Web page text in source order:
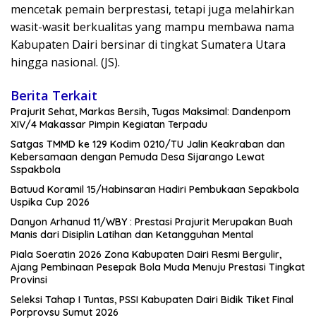
mencetak pemain berprestasi, tetapi juga melahirkan
wasit-wasit berkualitas yang mampu membawa nama
Kabupaten Dairi bersinar di tingkat Sumatera Utara
hingga nasional. (JS).
Berita Terkait
Prajurit Sehat, Markas Bersih, Tugas Maksimal: Dandenpom
XIV/4 Makassar Pimpin Kegiatan Terpadu
Satgas TMMD ke 129 Kodim 0210/TU Jalin Keakraban dan
Kebersamaan dengan Pemuda Desa Sijarango Lewat
Sspakbola
Batuud Koramil 15/Habinsaran Hadiri Pembukaan Sepakbola
Uspika Cup 2026
Danyon Arhanud 11/WBY : Prestasi Prajurit Merupakan Buah
Manis dari Disiplin Latihan dan Ketangguhan Mental
Piala Soeratin 2026 Zona Kabupaten Dairi Resmi Bergulir,
Ajang Pembinaan Pesepak Bola Muda Menuju Prestasi Tingkat
Provinsi
Seleksi Tahap I Tuntas, PSSI Kabupaten Dairi Bidik Tiket Final
Porprovsu Sumut 2026